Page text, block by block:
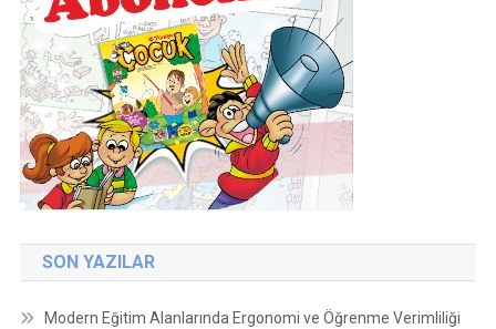
SON YAZILAR
Modern Eğitim Alanlarında Ergonomi ve Öğrenme Verimliliği